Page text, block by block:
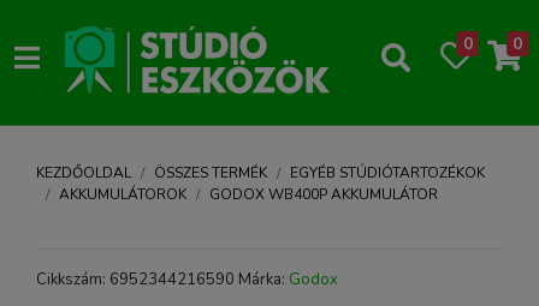
0 0
KEZDŐOLDAL ÖSSZES TERMÉK
EGYÉB STÚDIÓTARTOZÉKOK
AKKUMULÁTOROK
GODOX WB400P AKKUMULÁTOR
Cikkszám: 6952344216590 Márka: Godox